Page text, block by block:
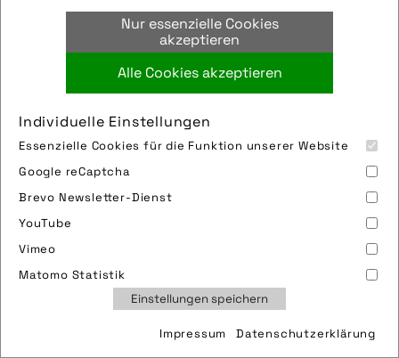
Nur essenzielle Cookies
akzeptieren
Alle Cookies akzeptieren
Individuelle Einstellungen
Essenzielle Cookies für die Funktion unserer Website
Google reCaptcha
Brevo Newsletter-Dienst
YouTube
Vimeo
Matomo Statistik
Einstellungen speichern
Impressum Datenschutzerklärung
per E-Mail oder Telefon kontaktieren, wir
helfen gerne weiter.
Bild downloaden
Nutzungsbedingungen
Datenschutz
Cookies